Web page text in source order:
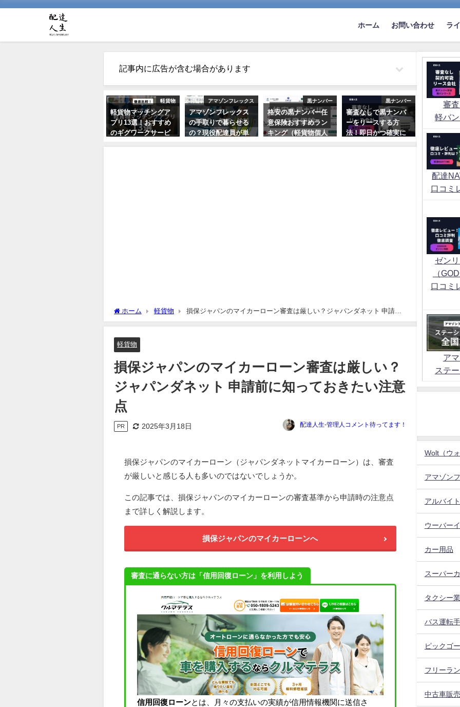
ホーム お問い合わせ ラ
記事内に広告が含む場合があります
軽貨物
軽貨物マッチングア
プリ13選！おすすめ
のギグワークサービ
アマゾンフレックス
アマゾンフレックス
の手取りで暮らせる
の？現役配達員が単
黒ナンバー
格安の黒ナンバー任
意保険おすすめラン
キング（軽貨物個人
黒ナンバー
審査なしで黒ナンバ
ーをリースする方
法！即日かつ確実に
ホーム 軽貨物
損保ジャパンのマイカーローン審査は厳しい？ジャパンダネット 申請前
に知っておきたい注意点
軽貨物
損保ジャパンのマイカーローン審査は厳しい？
ジャパンダネット 申請前に知っておきたい注意
点
PR 2025年3月18日 配達人生-管理人コメント待ってます！
損保ジャパンのマイカーローン（ジャパンダネットマイカーローン）は、審査
が厳しいと感じる人も多いのではないでしょうか。
この記事では、損保ジャパンのマイカーローンの審査基準から申請時の注意点
まで詳しく解説します。
損保ジャパンのマイカーローンへ
審査に通らない方は「信用回復ローン」を利用しよう
信用回復ローンとは、月々の支払いの実績が信用情報機関に送信さ
審
軽バ
配達
口コミ
ゼン
（
口コミ
ア
ステ
Wolt（ウ
アマゾン
アルバイト
ウーバー
カー用品
スーパー
タクシー
バス運転手
ピックゴー
フリーラ
中古車販